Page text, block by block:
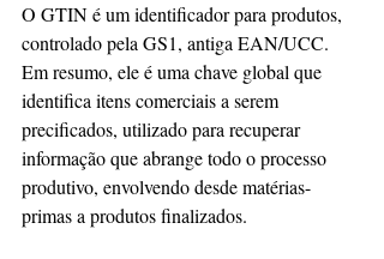
O GTIN é um identificador para produtos,
controlado pela GS1, antiga EAN/UCC.
Em resumo, ele é uma chave global que
identifica itens comerciais a serem
precificados, utilizado para recuperar
informação que abrange todo o processo
produtivo, envolvendo desde matérias-
primas a produtos finalizados.